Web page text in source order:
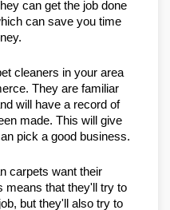
can get the job done
can save you time
cleaners in your area
They are familiar
will have a record of
made. This will give
pick a good business.
carpets want their
means that they'll try to
but they'll also try to